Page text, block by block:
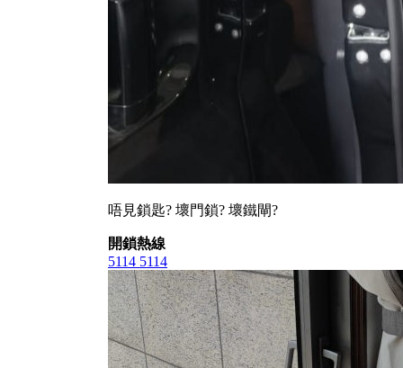
唔見鎖匙? 壞門鎖? 壞鐵閘?
開鎖熱線
5114 5114